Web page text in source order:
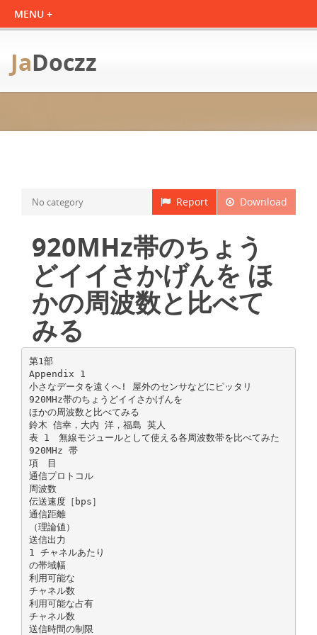
JaDoczz
Download
Report
No category
920MHz帯のちょう
どイイさかげんを ほ
かの周波数と比べて
みる
第1部
Appendix 1
小さなデータを遠くへ! 屋外のセンサなどにピッタリ
920MHz帯のちょうどイイさかげんを
ほかの周波数と比べてみる
鈴木 信幸，大内 洋，福島 英人
表 1 無線モジュールとして使える各周波数帯を比べてみた
920MHz 帯
項 目
通信プロトコル
周波数
伝送速度［bps］
通信距離
（理論値）
送信出力
1 チャネルあたり
の帯域幅
利用可能な
チャネル数
利用可能な占有
チャネル数
送信時間の制限